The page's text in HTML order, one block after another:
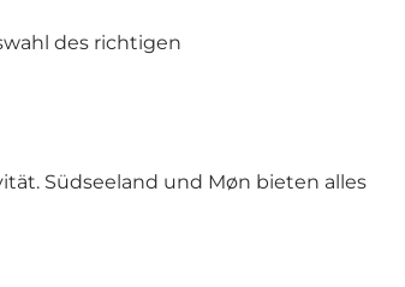
des richtigen
Südseeland und Møn bieten alles